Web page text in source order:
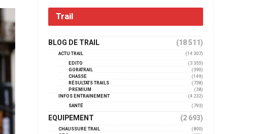
Trail
BLOG DE TRAIL (18 511)
ACTU TRAIL
(14 307)
EDITO
(3 355)
GORATRAIL
(390)
CHASSE
(149)
RÉSULTATS TRAILS
(738)
PREMIUM
(38)
INFOS ENTRAINEMENT
(4 232)
SANTÉ
(793)
EQUIPEMENT (2 693)
CHAUSSURE TRAIL
(800)